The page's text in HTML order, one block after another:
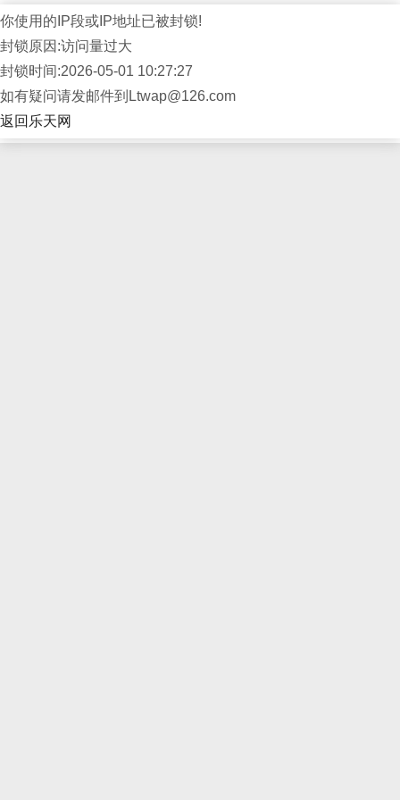
你使用的IP段或IP地址已被封锁!
封锁原因:访问量过大
封锁时间:2026-05-01 10:27:27
如有疑问请发邮件到Ltwap@126.com
返回乐天网